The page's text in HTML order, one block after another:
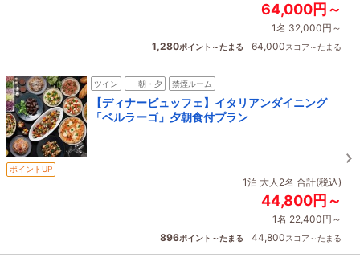
64,000円～
1名 32,000円～
1,280ポイント～たまる 64,000スコア～たまる
ツイン 朝・夕 禁煙ルーム
【ディナービュッフェ】イタリアンダイニング
「ベルラーゴ」夕朝食付プラン
ポイントUP
1泊 大人2名 合計(税込)
44,800円～
1名 22,400円～
896ポイント～たまる 44,800スコア～たまる